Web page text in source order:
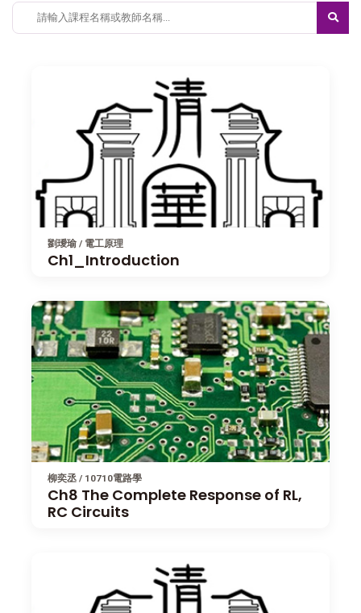
劉璦瑜 / 電工原理
Ch1_Introduction
柳奕丞 / 10710電路學
Ch8 The Complete Response of RL,
RC Circuits